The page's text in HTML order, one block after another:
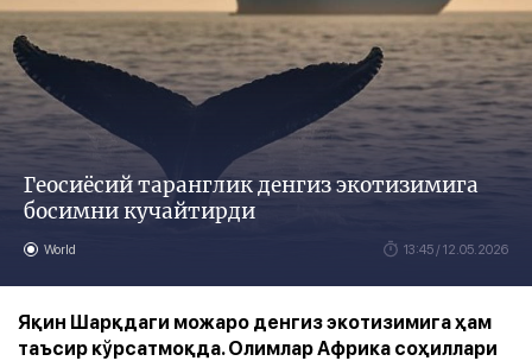
Геосиёсий таранглик денгиз экотизимига
босимни кучайтирди
World 13:45 / 12.05.2026
Яқин Шарқдаги можаро денгиз экотизимига ҳам
таъсир кўрсатмоқда. Олимлар Африка соҳиллари